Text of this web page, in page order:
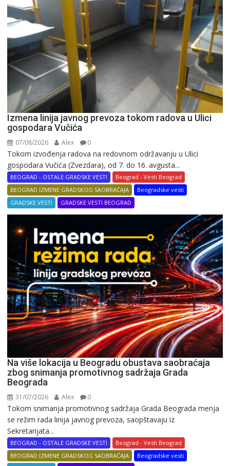
Izmena linija javnog prevoza tokom radova u Ulici
gospodara Vučića
07/08/2026 Alex 0
Tokom izvođenja radova na redovnom održavanju u Ulici
gospodara Vučića (Zvezdara), od 7. do 16. avgusta...
BEOGRAD - OSTALE GRADSKE VESTI
Beograd - Vesti Beograd
BEOGRAD IZMENE GRADSKOG SAOBRAĆAJA
Beogradske vesti
GRADSKE VESTI
GRADSKE VESTI BEOGRAD
Na više lokacija u Beogradu obustava saobraćaja
zbog snimanja promotivnog sadržaja Grada
Beograda
31/07/2026 Alex 0
Tokom snimanja promotivnog sadržaja Grada Beograda menja
se režim rada linija javnog prevoza, saopštavaju iz
Sekretarijata...
BEOGRAD - OSTALE GRADSKE VESTI
Beograd - Vesti Beograd
BEOGRAD IZMENE GRADSKOG SAOBRAĆAJA
Beogradske vesti